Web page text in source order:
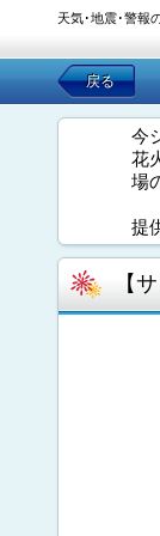
天気･地震･警報
戻る
今
花
場
提
【